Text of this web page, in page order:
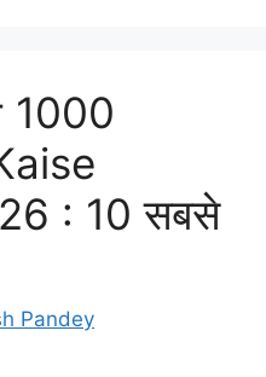
1000
: 10 सबसे
Pandey